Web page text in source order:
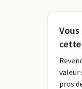
valeur
pros